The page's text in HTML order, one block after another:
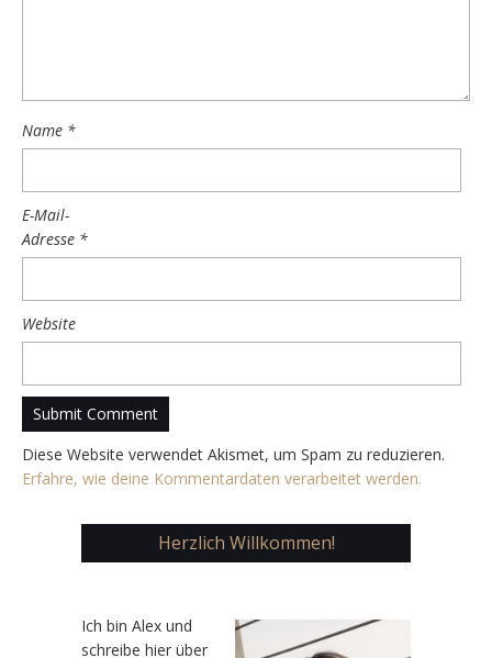
Name *
E-Mail-
Adresse *
Website
Diese Website verwendet Akismet, um Spam zu reduzieren.
Erfahre, wie deine Kommentardaten verarbeitet werden.
Herzlich Willkommen!
Ich bin Alex und
schreibe hier über